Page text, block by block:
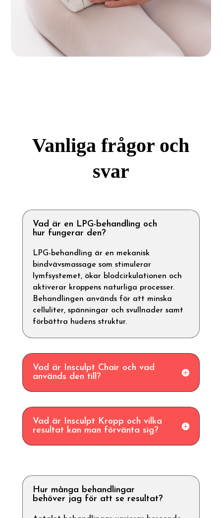
Vanliga frågor och
svar
Vad är en LPG-behandling och
hur fungerar den?
LPG-behandling är en mekanisk
bindvävsmassage som stimulerar
lymfsystemet, ökar blodcirkulationen och
aktiverar kroppens naturliga processer.
Behandlingen används för att minska
celluliter, spänningar och svullnader samt
förbättra hudens struktur.
Vad är Insculpt Chair och vad
används den till?
Vad är Insculpt Kropp och vilka
resultat kan man förvänta sig?
Hur många behandlingar
behöver jag för att se resultat?